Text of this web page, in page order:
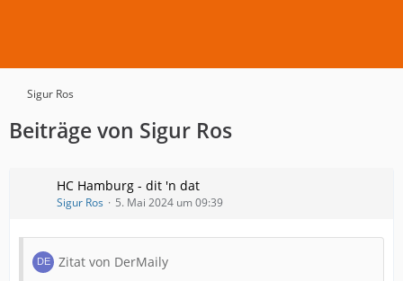
Sigur Ros
Beiträge von Sigur Ros
HC Hamburg - dit 'n dat
Sigur Ros 5. Mai 2024 um 09:39
Zitat von DerMaily